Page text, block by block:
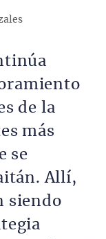
de la
más
se
Allí,
siendo